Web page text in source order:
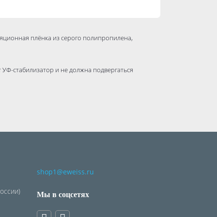
плёнка из серого полипропилена,
стабилизатор и не должна подвергаться
аналогом до 2023 была Турбоизол D, которая
наледи и сосулек,
пара и воды изнутри помещений.
shop1@eweiss.ru
Мы в соцсетях